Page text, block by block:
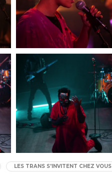
LES TRANS S'INVITENT CHEZ VOUS